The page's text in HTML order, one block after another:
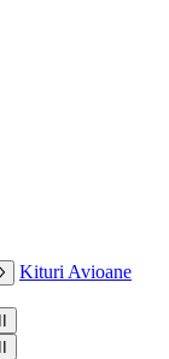
Kituri Avioane